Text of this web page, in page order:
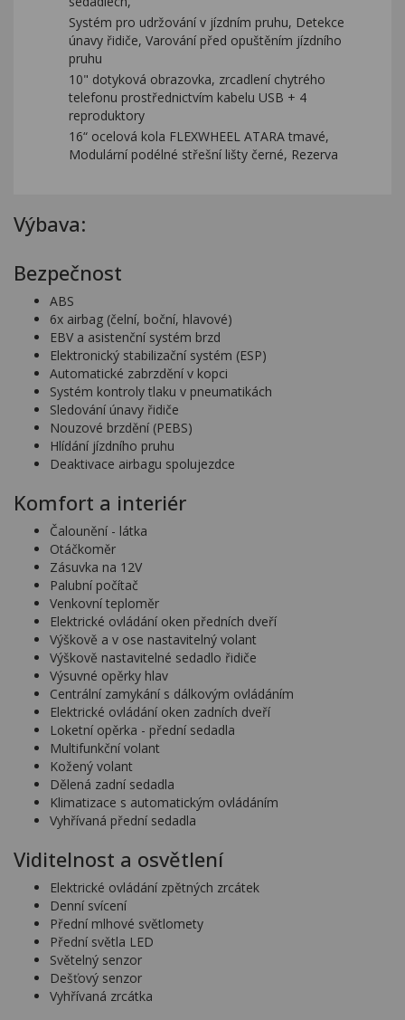
Systém pro udržování v jízdním pruhu, Detekce
únavy řidiče, Varování před opuštěním jízdního
pruhu
10" dotyková obrazovka, zrcadlení chytrého
telefonu prostřednictvím kabelu USB + 4
reproduktory
16“ ocelová kola FLEXWHEEL ATARA tmavé,
Modulární podélné střešní lišty černé, Rezerva
Výbava:
Bezpečnost
ABS
6x airbag (čelní, boční, hlavové)
EBV a asistenční systém brzd
Elektronický stabilizační systém (ESP)
Automatické zabrzdění v kopci
Systém kontroly tlaku v pneumatikách
Sledování únavy řidiče
Nouzové brzdění (PEBS)
Hlídání jízdního pruhu
Deaktivace airbagu spolujezdce
Komfort a interiér
Čalounění - látka
Otáčkoměr
Zásuvka na 12V
Palubní počítač
Venkovní teploměr
Elektrické ovládání oken předních dveří
Výškově a v ose nastavitelný volant
Výškově nastavitelné sedadlo řidiče
Výsuvné opěrky hlav
Centrální zamykání s dálkovým ovládáním
Elektrické ovládání oken zadních dveří
Loketní opěrka - přední sedadla
Multifunkční volant
Kožený volant
Dělená zadní sedadla
Klimatizace s automatickým ovládáním
Vyhřívaná přední sedadla
Viditelnost a osvětlení
Elektrické ovládání zpětných zrcátek
Denní svícení
Přední mlhové světlomety
Přední světla LED
Světelný senzor
Dešťový senzor
Vyhřívaná zrcátka